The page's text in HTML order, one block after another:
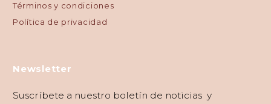
Términos y condiciones
Política de privacidad
Newsletter
Suscríbete a nuestro boletín de noticias y